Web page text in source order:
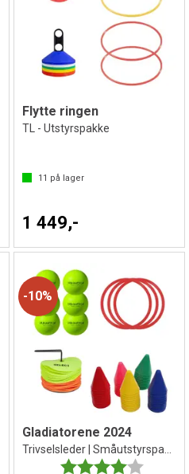
Flytte ringen
TL - Utstyrspakke
11 på lager
1 449,-
10%
Gladiatorene 2024
Karakter: